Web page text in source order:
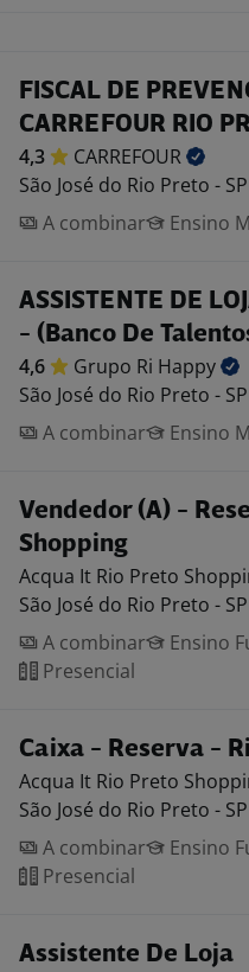
FISCAL DE
CARREFOUR RIO
4,3
CARREFOUR
São José do Rio Preto - SP
A combinar
Ensino
ASSISTENTE DE
- (Banco De
4,6 Grupo Ri Happy
São José do Rio Preto - SP
A combinar
Ensino
Vendedor (A) -
Shopping
Acqua It Rio Preto
São José do Rio Preto - SP
A combinar
Ensino
Presencial
Caixa - Reserva -
Acqua It Rio Preto
São José do Rio Preto - SP
A combinar
Ensino
Presencial
Assistente De Loja